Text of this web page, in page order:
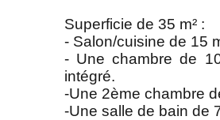
Superficie de 35 m² :
- Salon/cuisine de 15
- Une chambre de
intégré.
-Une 2ème chambre
-Une salle de bain de